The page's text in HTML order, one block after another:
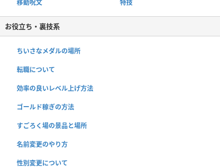
移動呪文 特技
お役立ち・裏技系
ちいさなメダルの場所
転職について
効率の良いレベル上げ方法
ゴールド稼ぎの方法
すごろく場の景品と場所
名前変更のやり方
性別変更について